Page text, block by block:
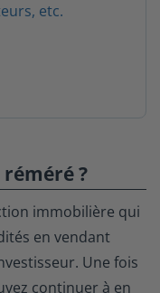
etc.
réméré ?
immobilière qui
en vendant
Une fois
continuer à en